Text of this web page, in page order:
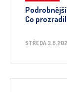
Co
STŘEDA